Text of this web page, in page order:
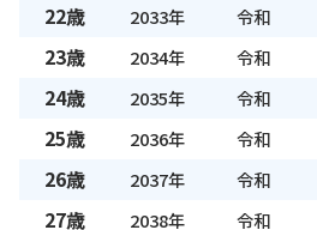
22歳 2033年 令和
23歳 2034年 令和
24歳 2035年 令和
25歳 2036年 令和
26歳 2037年 令和
27歳 2038年 令和